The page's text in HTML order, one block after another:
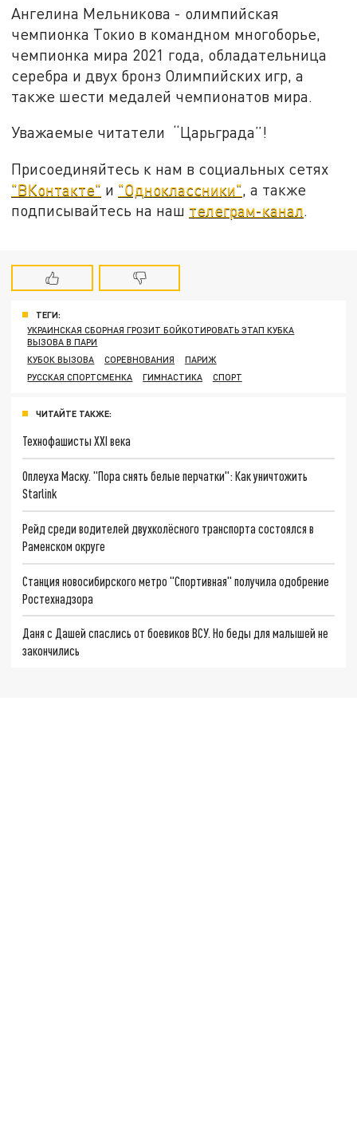
Ангелина Мельникова - олимпийская
чемпионка Токио в командном многоборье,
чемпионка мира 2021 года, обладательница
серебра и двух бронз Олимпийских игр, а
также шести медалей чемпионатов мира.
Уважаемые читатели “Царьграда”!
Присоединяйтесь к нам в социальных сетях
"ВКонтакте" и "Одноклассники", а также
подписывайтесь на наш телеграм-канал.
ТЕГИ:
УКРАИНСКАЯ СБОРНАЯ ГРОЗИТ БОЙКОТИРОВАТЬ ЭТАП КУБКА
ВЫЗОВА В ПАРИ
КУБОК ВЫЗОВА
СОРЕВНОВАНИЯ
ПАРИЖ
РУССКАЯ СПОРТСМЕНКА
ГИМНАСТИКА СПОРТ
ЧИТАЙТЕ ТАКЖЕ:
Технофашисты XXI века
Оплеуха Маску. "Пора снять белые перчатки": Как уничтожить
Starlink
Рейд среди водителей двухколёсного транспорта состоялся в
Раменском округе
Станция новосибирского метро "Спортивная" получила одобрение
Ростехнадзора
Даня с Дашей спаслись от боевиков ВСУ. Но беды для малышей не
закончились